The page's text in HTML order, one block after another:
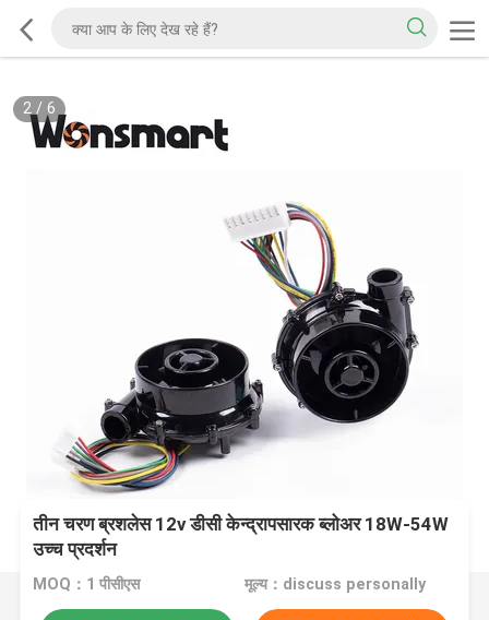
2/ 6
तीन चरण ब्रशलेस 12v डीसी केन्द्रापसारक ब्लोअर 18W-54W
उच्च प्रदर्शन
MOQ：1 पीसीएस मूल्य：discuss personally